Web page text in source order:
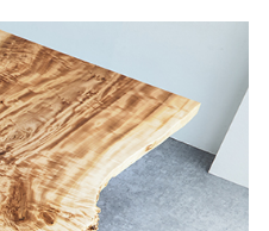
納品事例（店舗
コーディネート集
INFORMATION
NEWS